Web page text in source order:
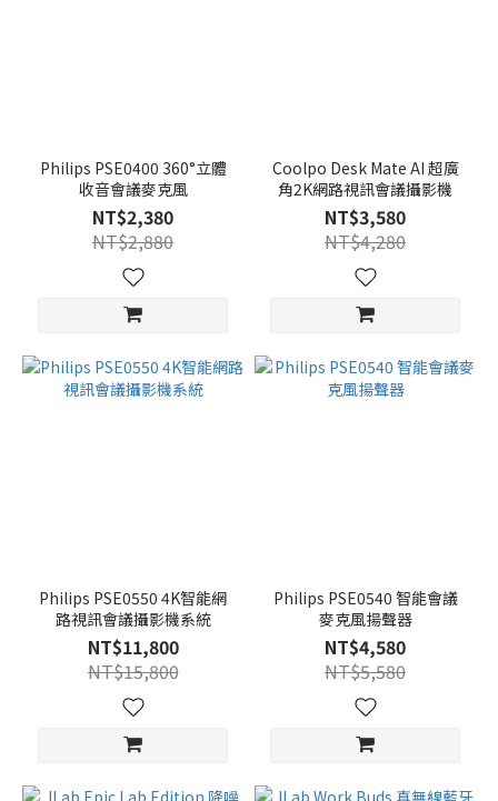
Philips PSE0400 360°立體
收音會議麥克風
NT$2,380
NT$2,880
Coolpo Desk Mate AI 超廣
角2K網路視訊會議攝影機
NT$3,580
NT$4,280
Philips PSE0550 4K智能網
路視訊會議攝影機系統
NT$11,800
NT$15,800
Philips PSE0540 智能會議
麥克風揚聲器
NT$4,580
NT$5,580